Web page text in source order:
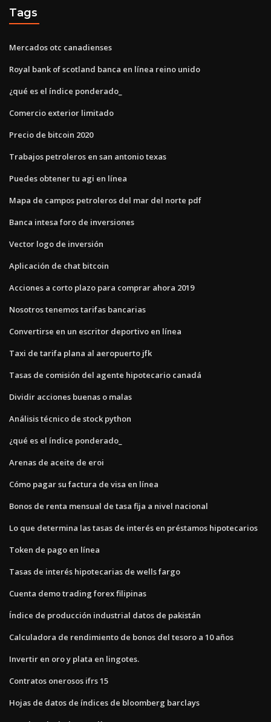
Tags
Mercados otc canadienses
Royal bank of scotland banca en línea reino unido
¿qué es el índice ponderado_
Comercio exterior limitado
Precio de bitcoin 2020
Trabajos petroleros en san antonio texas
Puedes obtener tu agi en línea
Mapa de campos petroleros del mar del norte pdf
Banca intesa foro de inversiones
Vector logo de inversión
Aplicación de chat bitcoin
Acciones a corto plazo para comprar ahora 2019
Nosotros tenemos tarifas bancarias
Convertirse en un escritor deportivo en línea
Taxi de tarifa plana al aeropuerto jfk
Tasas de comisión del agente hipotecario canadá
Dividir acciones buenas o malas
Análisis técnico de stock python
¿qué es el índice ponderado_
Arenas de aceite de eroi
Cómo pagar su factura de visa en línea
Bonos de renta mensual de tasa fija a nivel nacional
Lo que determina las tasas de interés en préstamos hipotecarios
Token de pago en línea
Tasas de interés hipotecarias de wells fargo
Cuenta demo trading forex filipinas
Índice de producción industrial datos de pakistán
Calculadora de rendimiento de bonos del tesoro a 10 años
Invertir en oro y plata en lingotes.
Contratos onerosos ifrs 15
Hojas de datos de índices de bloomberg barclays